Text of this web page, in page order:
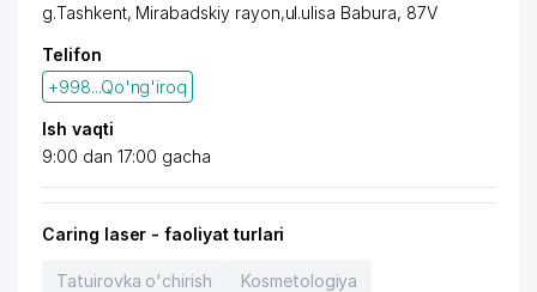
g.Tashkent, Mirabadskiy rayon,ul.ulisa Babura, 87V
Telifon
+998...Qo'ng'iroq
Ish vaqti
9:00 dan 17:00 gacha
Caring laser - faoliyat turlari
Tatuirovka o'chirish Kosmetologiya